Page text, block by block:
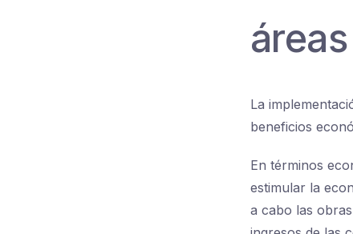
La
beneficios
En términos
estimular la
a cabo las